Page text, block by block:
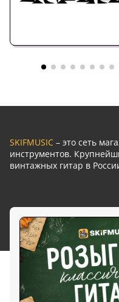
SKIFMUSIC – это сеть
инструментов.
винтажных гитар в